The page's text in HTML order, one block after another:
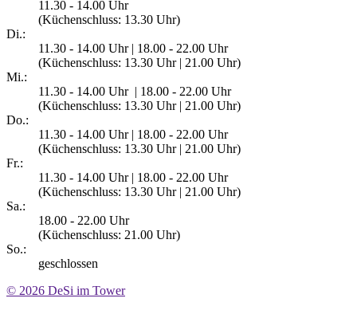
11.30 - 14.00 Uhr
(Küchenschluss: 13.30 Uhr)
Di.:
11.30 - 14.00 Uhr | 18.00 - 22.00 Uhr
(Küchenschluss: 13.30 Uhr| 21.00 Uhr)
Mi.:
11.30 - 14.00 Uhr | 18.00 - 22.00 Uhr
(Küchenschluss: 13.30 Uhr| 21.00 Uhr)
Do.:
11.30 - 14.00 Uhr | 18.00 - 22.00 Uhr
(Küchenschluss: 13.30 Uhr| 21.00 Uhr)
Fr.:
11.30 - 14.00 Uhr | 18.00 - 22.00 Uhr
(Küchenschluss: 13.30 Uhr| 21.00 Uhr)
Sa.:
18.00 - 22.00 Uhr
(Küchenschluss: 21.00 Uhr)
So.:
geschlossen
© 2026 DeSi im Tower